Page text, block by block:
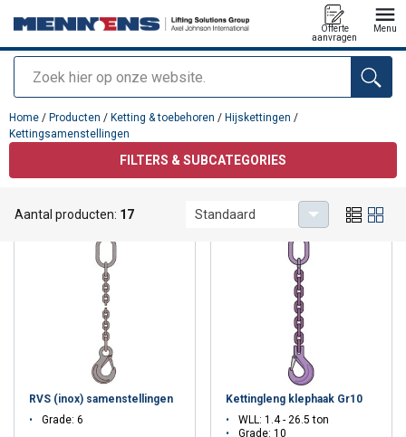
Zoeken
Offerte
aanvragen
Menu
toegevoegd aan uw offerte
Home / Producten / Ketting & toebehoren / Hijskettingen /
Kettingsamenstellingen
FILTERS & SUBCATEGORIES
Aantal producten: 17 Standaard
RVS (inox) samenstellingen
Grade: 6
Kettingleng klephaak Gr10
WLL: 1.4 - 26.5 ton
Grade: 10